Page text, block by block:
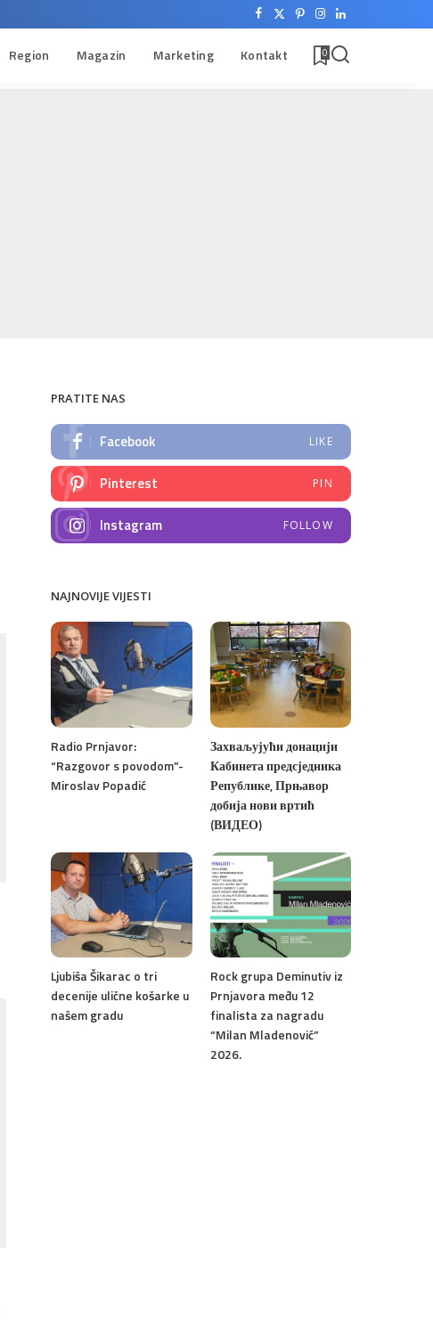
Region Magazin Marketing Kontakt 0
PRATITE NAS
Facebook LIKE
Pinterest PIN
Instagram FOLLOW
NAJNOVIJE VIJESTI
Radio Prnjavor:
“Razgovor s povodom”-
Miroslav Popadić
Захваљујући донацији
Кабинета предсједника
Републике, Прњавор
добија нови вртић
(ВИДЕО)
Ljubiša Šikarac o tri
decenije ulične košarke u
našem gradu
Rock grupa Deminutiv iz
Prnjavora među 12
finalista za nagradu
“Milan Mladenović”
2026.